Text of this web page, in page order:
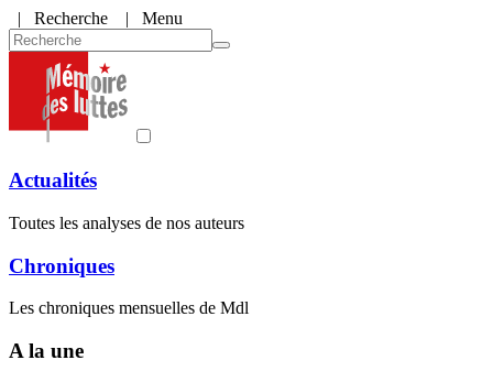
| Recherche | Menu
Actualités
Toutes les analyses de nos auteurs
Chroniques
Les chroniques mensuelles de Mdl
A la une